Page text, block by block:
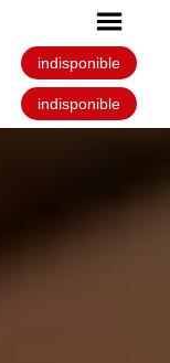
indisponible
indisponible